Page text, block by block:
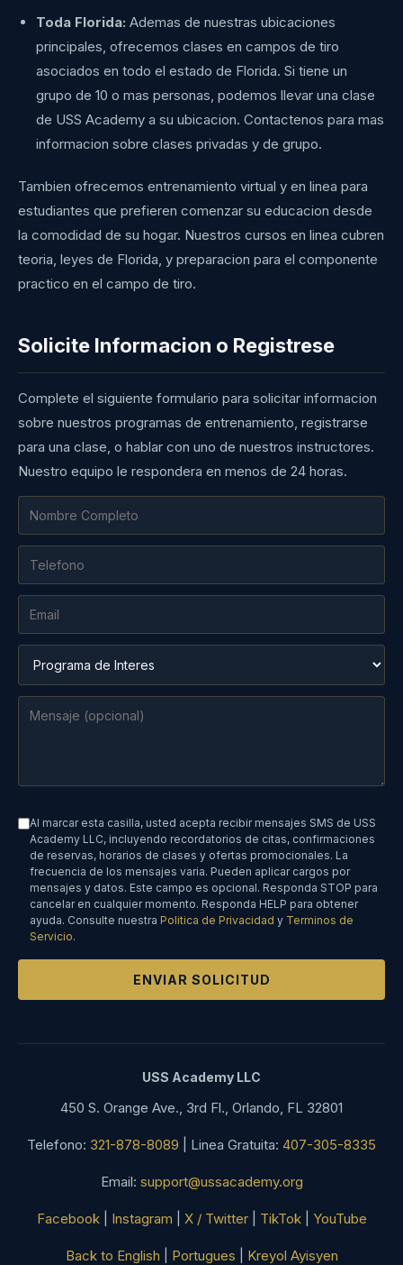
Toda Florida: Ademas de nuestras ubicaciones
principales, ofrecemos clases en campos de tiro
asociados en todo el estado de Florida. Si tiene un
grupo de 10 o mas personas, podemos llevar una clase
de USS Academy a su ubicacion. Contactenos para mas
informacion sobre clases privadas y de grupo.
Tambien ofrecemos entrenamiento virtual y en linea para
estudiantes que prefieren comenzar su educacion desde
la comodidad de su hogar. Nuestros cursos en linea cubren
teoria, leyes de Florida, y preparacion para el componente
practico en el campo de tiro.
Solicite Informacion o Registrese
Complete el siguiente formulario para solicitar informacion
sobre nuestros programas de entrenamiento, registrarse
para una clase, o hablar con uno de nuestros instructores.
Nuestro equipo le respondera en menos de 24 horas.
Al marcar esta casilla, usted acepta recibir mensajes SMS de USS
Academy LLC, incluyendo recordatorios de citas, confirmaciones
de reservas, horarios de clases y ofertas promocionales. La
frecuencia de los mensajes varia. Pueden aplicar cargos por
mensajes y datos. Este campo es opcional. Responda STOP para
cancelar en cualquier momento. Responda HELP para obtener
ayuda. Consulte nuestra Politica de Privacidad y Terminos de
Servicio.
ENVIAR SOLICITUD
USS Academy LLC
450 S. Orange Ave., 3rd Fl., Orlando, FL 32801
Telefono: 321-878-8089 | Linea Gratuita: 407-305-8335
Email: support@ussacademy.org
Facebook| Instagram X / Twitter| TikTok| YouTube
Back to English Portugues Kreyol Ayisyen